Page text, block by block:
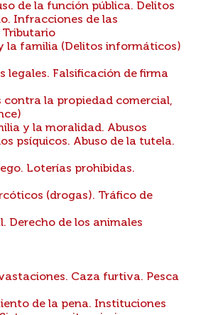
de la función pública. Delitos
Infracciones de las
Tributario
la familia (Delitos informáticos)
legales. Falsificación de firma
contra la propiedad comercial,
y la moralidad. Abusos
psíquicos. Abuso de la tutela.
Loterías prohibidas.
(drogas). Tráfico de
Derecho de los animales
Caza furtiva. Pesca
de la pena. Instituciones